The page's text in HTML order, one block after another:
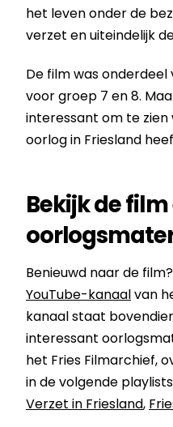
het leven onder de
verzet en uiteindelijk
De film was
voor groep 7 en 8.
interessant om te
oorlog in Friesland
Bekijk de
Benieuwd naar de
YouTube-kanaalvan
kanaal staat
interessant
het Fries Filmarchief,
in de volgende
Verzet in Friesland,